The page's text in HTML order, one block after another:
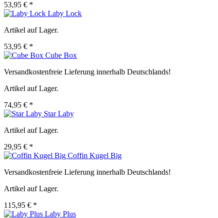
53,95 € *
Laby Lock
Artikel auf Lager.
53,95 € *
Cube Box
Versandkostenfreie Lieferung innerhalb Deutschlands!
Artikel auf Lager.
74,95 € *
Star Laby
Artikel auf Lager.
29,95 € *
Coffin Kugel Big
Versandkostenfreie Lieferung innerhalb Deutschlands!
Artikel auf Lager.
115,95 € *
Laby Plus